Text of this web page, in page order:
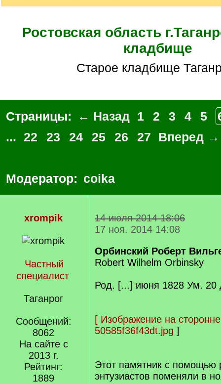
Ростовская область
кладбище
Старое кладбище
Страницы: ← Назад 1 2 3 4 5
... 22 23 24 25 26 27 Вперед →
Модератор: coika
xrompik
Частный
специалист
Таганрог
Сообщений:
8062
На сайте с
2013 г.
Рейтинг:
1889
14 июля 2014 18:06
17 ноя. 2014 14:08
Орбинский Роберт
Robert Wilhelm Orbinsky
Род. [...] июня 1828 Ум. 20
[ Изображение на
50585f36f43dt.jpg ]
Этот памятник с помощью
энтузиастов поменяли в